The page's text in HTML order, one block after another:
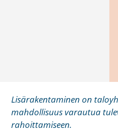
Lisärakentaminen on
mahdollisuus varautua
rahoittamiseen.